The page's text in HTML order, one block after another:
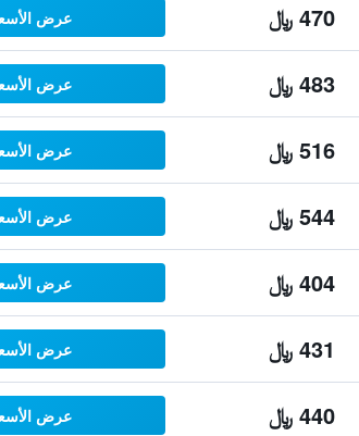
470 ﷼ عرض
483 ﷼ عرض
516 ﷼ عرض
544 ﷼ عرض
404 ﷼ عرض
431 ﷼ عرض
440 ﷼ عرض